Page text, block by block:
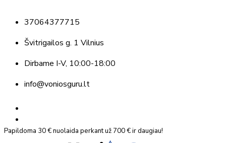
37064377715
Švitrigailos g. 1 Vilnius
Dirbame I-V, 10:00-18:00
info@voniosguru.lt
Papildoma 30 € nuolaida perkant už 700 € ir daugiau!